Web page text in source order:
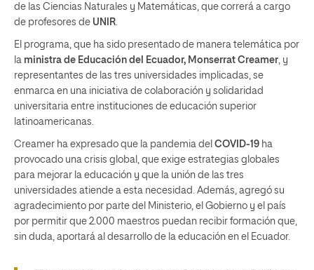
de las Ciencias Naturales y Matemáticas, que correrá a cargo
de profesores de UNIR.
El programa, que ha sido presentado de manera telemática por
la ministra de Educación del Ecuador, Monserrat Creamer, y
representantes de las tres universidades implicadas, se
enmarca en una iniciativa de colaboración y solidaridad
universitaria entre instituciones de educación superior
latinoamericanas.
Creamer ha expresado que la pandemia del COVID-19 ha
provocado una crisis global, que exige estrategias globales
para mejorar la educación y que la unión de las tres
universidades atiende a esta necesidad. Además, agregó su
agradecimiento por parte del Ministerio, el Gobierno y el país
por permitir que 2.000 maestros puedan recibir formación que,
sin duda, aportará al desarrollo de la educación en el Ecuador.